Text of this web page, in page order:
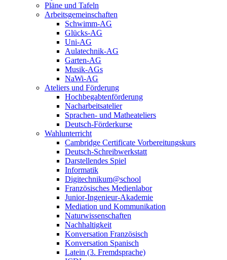
Pläne und Tafeln
Arbeitsgemeinschaften
Schwimm-AG
Glücks-AG
Uni-AG
Aulatechnik-AG
Garten-AG
Musik-AGs
NaWi-AG
Ateliers und Förderung
Hochbegabtenförderung
Nacharbeitsatelier
Sprachen- und Matheateliers
Deutsch-Förderkurse
Wahlunterricht
Cambridge Certificate Vorbereitungskurs
Deutsch-Schreibwerkstatt
Darstellendes Spiel
Informatik
Digitechnikum@school
Französisches Medienlabor
Junior-Ingenieur-Akademie
Mediation und Kommunikation
Naturwissenschaften
Nachhaltigkeit
Konversation Französisch
Konversation Spanisch
Latein (3. Fremdsprache)